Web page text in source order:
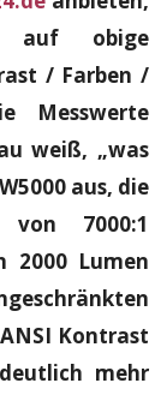
auf obige
/ Farben /
Messwerte
weiß, „was
aus, die
7000:1
2000 Lumen
Kontrast
mehr